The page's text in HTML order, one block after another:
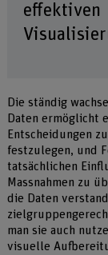
effektiven
Die ständig
Daten ermöglicht
Entscheidungen
festzulegen, und
tatsächlichen
Massnahmen zu
die Daten
man sie auch
visuelle